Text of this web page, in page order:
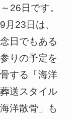
26日です。
23日は、
日でもある
りの予定を
する「海洋
送スタイル
洋散骨」も